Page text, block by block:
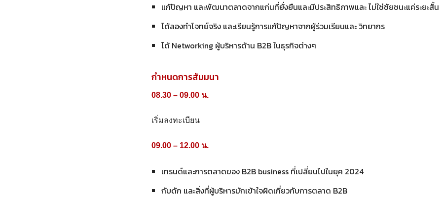
แก้ปัญหา และพัฒนาตลาดจากแก่นที่ยั่งยืนและมีประสิทธิภาพและ ไม่ใช่ชัยชนะแค่ระยะสั้น
ได้ลองทำโจทย์จริง และเรียนรู้การแก้ปัญหาจากผู้ร่วมเรียนและ วิทยากร
ได้ Networking ผู้บริหารด้าน B2B ในธุรกิจต่างๆ
กำหนดการสัมมนา
08.30 – 09.00 น.
เริ่มลงทะเบียน
09.00 – 12.00 น.
เทรนด์และการตลาดของ B2B business ที่เปลี่ยนไปในยุค 2024
กับดัก และสิ่งที่ผู้บริหารมักเข้าใจผิดเกี่ยวกับการตลาด B2B